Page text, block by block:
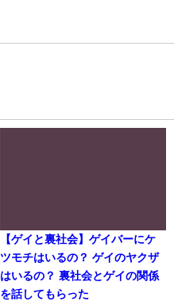
【ゲイと裏社会】ゲイバーにケ
ツモチはいるの？ ゲイのヤクザ
はいるの？ 裏社会とゲイの関係
を話してもらった